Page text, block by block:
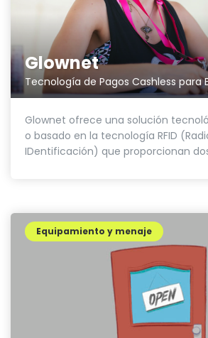
Glownet
Tecnología de Pagos Cashless para
Glownet ofrece una solución
o basado en la tecnología RFID
IDentificación) que proporcionan
Equipamiento y menaje